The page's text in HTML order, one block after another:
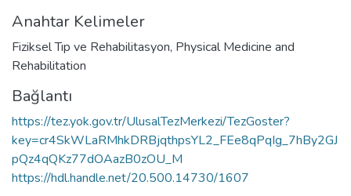
Anahtar Kelimeler
Fiziksel Tıp ve Rehabilitasyon, Physical Medicine and
Rehabilitation
Bağlantı
https://tez.yok.gov.tr/UlusalTezMerkezi/TezGoster?
key=cr4SkWLaRMhkDRBjqthpsYL2_FEe8qPqIg_7hBy2GJ
pQz4qQKz77dOAazB0zOU_M
https://hdl.handle.net/20.500.14730/1607